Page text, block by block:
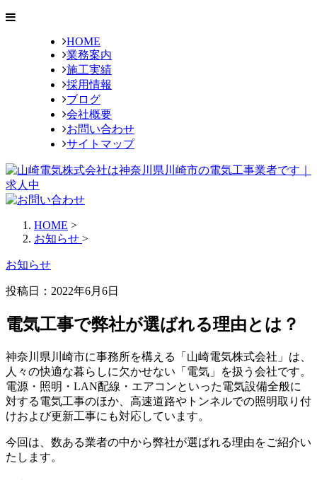
HOME
業務案内
施工実績
採用情報
ブログ
会社概要
お問い合わせ
サイトマップ
HOME >
お知らせ >
お知らせ
投稿日：2022年6月6日
電気工事で弊社が選ばれる理由とは？
神奈川県川崎市に事務所を構える「山崎電気株式会社」は、
人々の快適な暮らしに欠かせない「電気」を扱う会社です。
電源・照明・LAN配線・エアコンといった電気設備全般に
対する電気工事のほか、高速道路やトンネルでの照明取り付
けおよび更新工事にも対応しています。
今回は、数ある業者の中から弊社が選ばれる理由をご紹介い
たします。